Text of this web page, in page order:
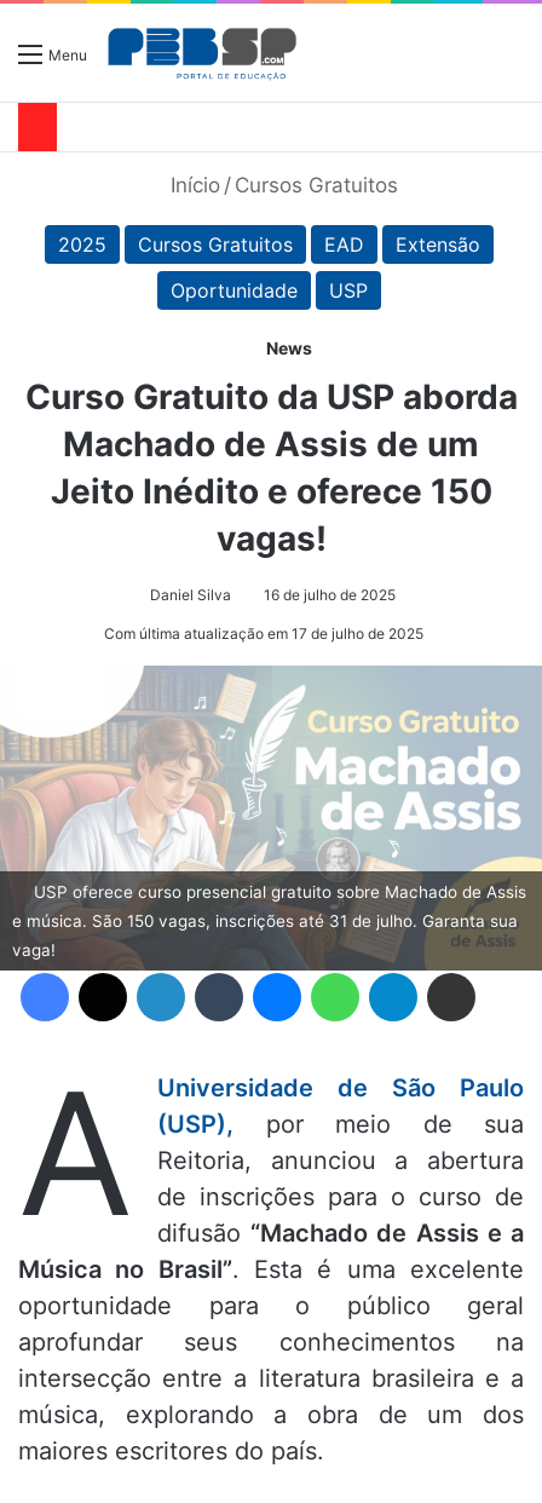
Menu
Início / Cursos Gratuitos
2025 Cursos Gratuitos EAD
Extensão
Oportunidade
USP
News
Curso Gratuito da USP aborda
Machado de Assis de um
Jeito Inédito e oferece 150
vagas!
Daniel Silva 16 de julho de 2025
Com última atualização em 17 de julho de 2025
USP oferece curso presencial gratuito sobre Machado de Assis
e música. São 150 vagas, inscrições até 31 de julho. Garanta sua
vaga!
Facebook X Linkedin Tumblr Messenger WhatsApp Telegram Compartilhar via e-mail
A
Universidade de São Paulo
(USP), por meio de sua
Reitoria, anunciou a abertura
de inscrições para o curso de
difusão “Machado de Assis e a
Música no Brasil”. Esta é uma excelente
oportunidade para o público geral
aprofundar seus conhecimentos na
intersecção entre a literatura brasileira e a
música, explorando a obra de um dos
maiores escritores do país.